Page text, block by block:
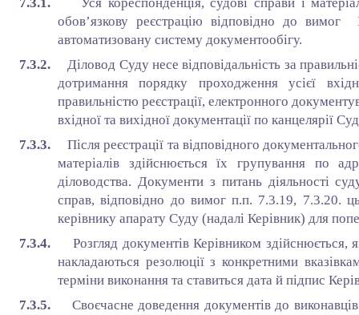
обов’язкову реєстрацію відповідно до
автоматизовану систему документообігу.
7.3.2.Діловод Суду несе відповідальність за
дотримання порядку проходження усієї
правильністю реєстрації, електронного
вхідної та вихідної документації по канцелярії
7.3.3.Після реєстрації та відповідного
матеріалів здійснюється їх групування по
діловодства. Документи з питань діяльності
справ, відповідно до вимог п.п. 7.3.19, 7.3.20.
керівнику апарату Суду (надалі Керівник) для
7.3.4. Розгляд документів Керівником
накладаються резолюції з конкретними
терміни виконання та ставиться дата й підпис
7.3.5. Своєчасне доведення документів до